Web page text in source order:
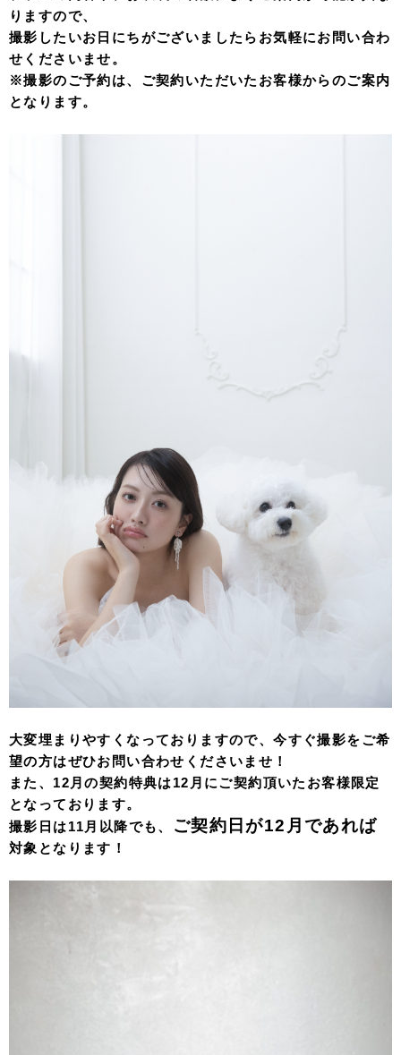
りますので、
撮影したいお日にちがございましたらお気軽にお問い合わ
せくださいませ。
※撮影のご予約は、ご契約いただいたお客様からのご案内
となります。
大変埋まりやすくなっておりますので、今すぐ撮影をご希
望の方はぜひお問い合わせくださいませ！
また、12月の契約特典は12月にご契約頂いたお客様限定
となっております。
撮影日は11月以降でも、
ご契約日が12 月であれば
対象となります！